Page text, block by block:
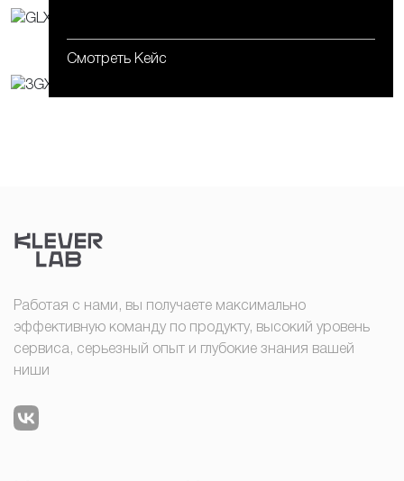
Смотреть Кейс
Работая с нами, вы получаете максимально
эффективную команду по продукту, высокий уровень
сервиса, серьезный опыт и глубокие знания вашей
ниши